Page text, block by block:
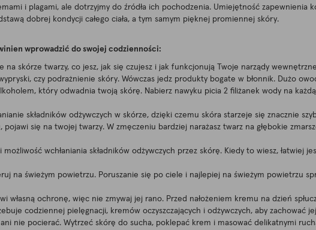
i plagami, ale dotrzyjmy do źródła ich pochodzenia. Umiejętność zapewnienia
dobrej kondycji całego ciała, a tym samym pięknej promiennej skóry.
wprowadzić do swojej codzienności:
na skórze twarzy, co jesz, jak się czujesz i jak funkcjonują Twoje narządy
czy podrażnienie skóry. Wówczas jedz produkty bogate w błonnik. Dużo
który odwadnia twoją skórę. Nabierz nawyku picia 2 filiżanek wody na
składników odżywczych w skórze, dzięki czemu skóra starzeje się znacznie
się na twojej twarzy. W zmęczeniu bardziej narażasz twarz na głębokie
wchłaniania składników odżywczych przez skórę. Kiedy to wiesz, łatwiej
na świeżym powietrzu. Poruszanie się po ciele i najlepiej na świeżym powietrzu
własną ochronę, więc nie zmywaj jej rano. Przed nałożeniem kremu na dzień
codziennej pielęgnacji, kremów oczyszczających i odżywczych, aby zachować
nie pocierać. Wytrzeć skórę do sucha, poklepać krem ​​i masować delikatnymi